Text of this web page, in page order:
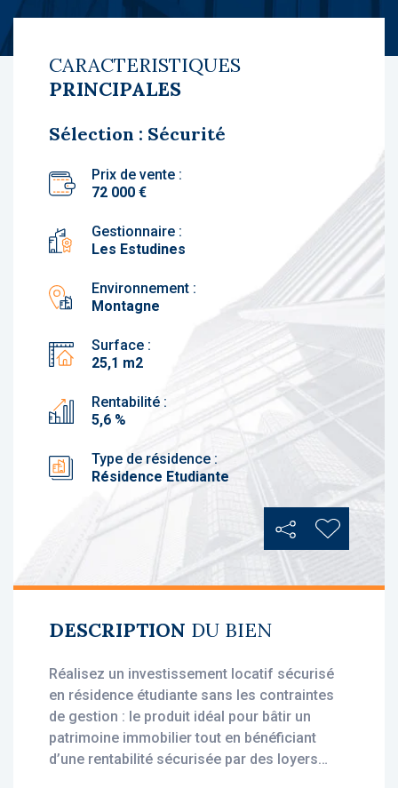
CARACTERISTIQUES
PRINCIPALES
Sélection : Sécurité
Prix de vente :
72 000 €
Gestionnaire :
Les Estudines
Environnement :
Montagne
Surface :
25,1 m2
Rentabilité :
5,6 %
Type de résidence :
Résidence Etudiante
PartagerAjouter
DESCRIPTION DU BIEN
Réalisez un investissement locatif sécurisé
en résidence étudiante sans les contraintes
de gestion : le produit idéal pour bâtir un
patrimoine immobilier tout en bénéficiant
d’une rentabilité sécurisée par des loyers